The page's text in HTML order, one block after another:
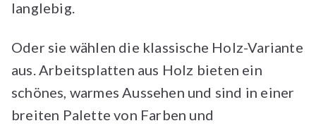
langlebig.
Oder sie wählen die klassische Holz-Variante
aus. Arbeitsplatten aus Holz bieten ein
schönes, warmes Aussehen und sind in einer
breiten Palette von Farben und